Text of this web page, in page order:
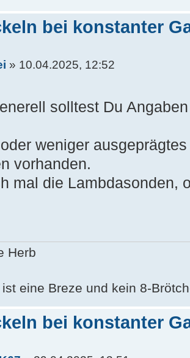
bei konstanter
» 10.04.2025, 12:52
solltest Du
weniger
vorhanden.
mal die Lambdasonden,
Herb
eine Breze und kein 8-
bei konstanter